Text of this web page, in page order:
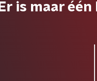
Er is maar één